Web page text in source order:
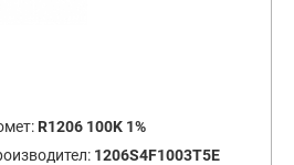
R1206 100K 1%
1206S4F1003T5E